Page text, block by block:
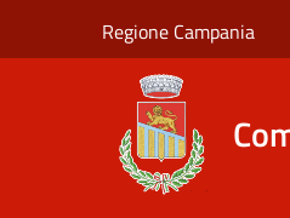
Regione Campania